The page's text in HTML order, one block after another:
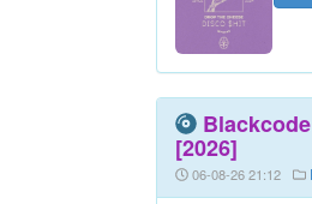
[2026]
06-08-26 21:12